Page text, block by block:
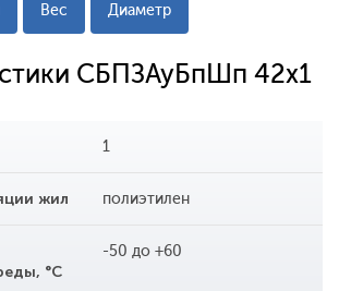
Вес Диаметр
СБПЗАуБпШп 42x1
1
жил полиэтилен
°С
-50 до +60